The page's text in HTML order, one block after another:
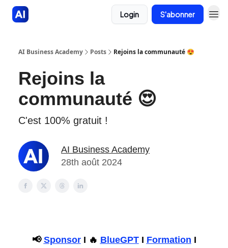
Login S'abonner
AI Business Academy Posts Rejoins la communauté 😍
Rejoins la
communauté 😍
C'est 100% gratuit !
AI Business Academy
28th août 2024
📢 SponsorI 🔥 BlueGPTI Formation I